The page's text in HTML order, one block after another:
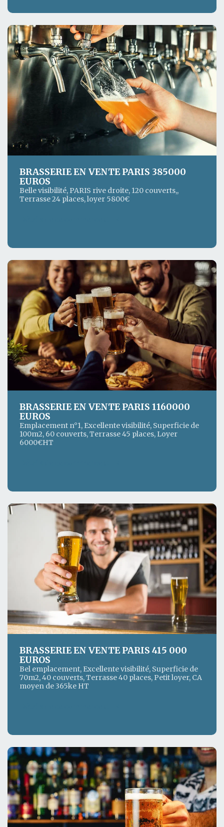
BRASSERIE EN VENTE PARIS 385000
EUROS
Belle visibilité, PARIS rive droite, 120 couverts,,
Terrasse 24 places, loyer 5800€
BRASSERIE EN VENTE PARIS 1160000
EUROS
Emplacement n°1, Excellente visibilité, Superficie de
100m2, 60 couverts, Terrasse 45 places, Loyer
6000€HT
BRASSERIE EN VENTE PARIS 415 000
EUROS
Bel emplacement, Excellente visibilité, Superficie de
70m2, 40 couverts, Terrasse 40 places, Petit loyer, CA
moyen de 365ke HT